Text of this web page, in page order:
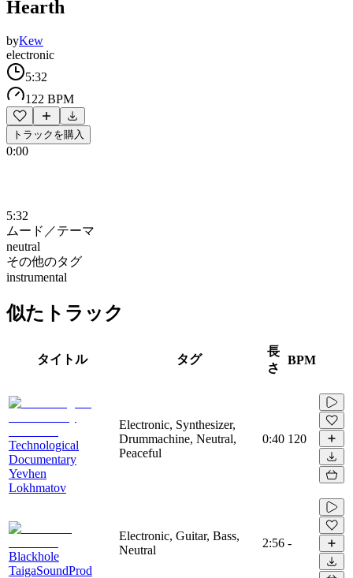
Hearth
byKew
electronic
5:32
122 BPM
トラックを購入
0:00
5:32
ムード／テーマ
neutral
その他のタグ
instrumental
似たトラック
タイトル タグ
長
さ
BPM
Technological
Documentary
Yevhen
Lokhmatov
Electronic, Synthesizer,
Drummachine, Neutral,
Peaceful
0:40 120
Blackhole
TaigaSoundProd
Electronic, Guitar, Bass,
Neutral
2:56 -